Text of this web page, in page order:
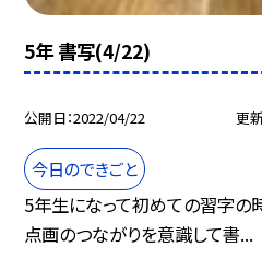
5年 書写(4/22)
公開日 2022/04/22 更
今日のできごと
5年生になって初めての習字の
点画のつながりを意識して書...